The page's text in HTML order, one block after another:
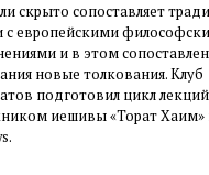
скрыто сопоставляет
с европейскими
и в этом
новые толкования. Клуб
подготовил цикл
иешивы «Торат Хаим»